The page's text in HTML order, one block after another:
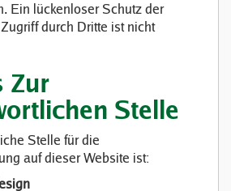
Ein lückenloser Schutz der
durch Dritte ist nicht
Zur
Stelle
Stelle für die
auf dieser Website ist: